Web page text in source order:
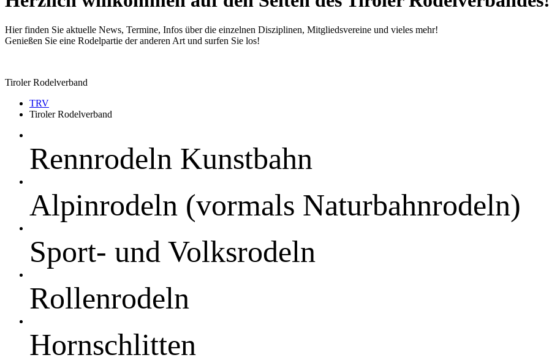
Hier finden Sie aktuelle News, Termine, Infos über die einzelnen Disziplinen, Mitgliedsvereine und vieles mehr!
Genießen Sie eine Rodelpartie der anderen Art und surfen Sie los!
Tiroler Rodelverband
TRV
Tiroler Rodelverband
Rennrodeln Kunstbahn
Alpinrodeln (vormals Naturbahnrodeln)
Sport- und Volksrodeln
Rollenrodeln
Hornschlitten